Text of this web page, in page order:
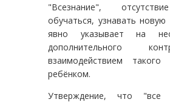
"Всезнание",
обучаться, узнавать
явно указывает на
дополнительного
взаимодействием
ребёнком.
Утверждение, что "все